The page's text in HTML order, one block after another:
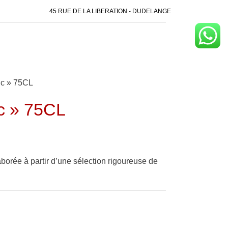
45 RUE DE LA LIBERATION - DUDELANGE
» 75CL
» 75CL
à partir d’une sélection rigoureuse de